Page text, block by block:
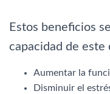
Estos beneficios
capacidad de este
Aumentar la
Disminuir el